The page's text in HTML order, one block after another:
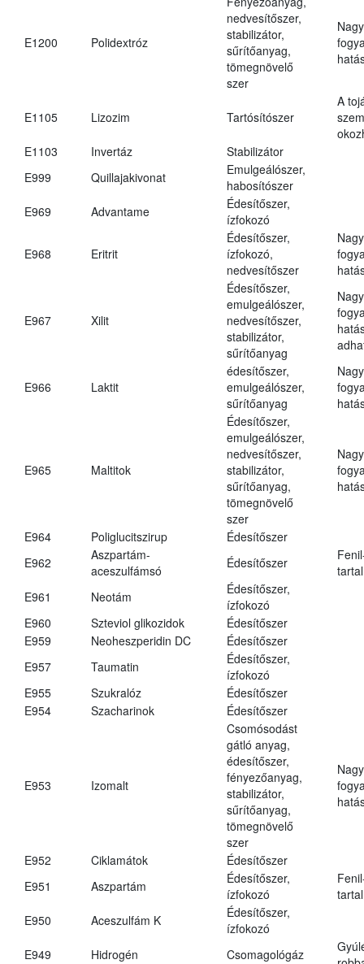
E1200 Polidextróz
nedvesítőszer,
stabilizátor,
sűrítőanyag,
tömegnövelő
szer
E1105 Lizozim Tartósítószer
A
E1103
Invertáz
Stabilizátor
E999
Quillajakivonat
Emulgeálószer,
habosítószer
E969
Advantame
Édesítőszer,
ízfokozó
E968 Eritrit
Édesítőszer,
ízfokozó,
nedvesítőszer
E967 Xilit
Édesítőszer,
emulgeálószer,
nedvesítőszer,
stabilizátor,
sűrítőanyag
E966 Laktit
édesítőszer,
emulgeálószer,
sűrítőanyag
E965 Maltitok
Édesítőszer,
emulgeálószer,
nedvesítőszer,
stabilizátor,
sűrítőanyag,
tömegnövelő
szer
E964 Poliglucitszirup
Édesítőszer
E962
Aszpartám-
aceszulfámsó
Édesítőszer
E961
Neotám
Édesítőszer,
ízfokozó
E960
Szteviol glikozidok
Édesítőszer
E959
Neoheszperidin DC
Édesítőszer
E957
Taumatin
Édesítőszer,
ízfokozó
E955
Szukralóz
Édesítőszer
E954
Szacharinok Édesítőszer
E953 Izomalt
Csomósodást
gátló anyag,
édesítőszer,
fényezőanyag,
stabilizátor,
sűrítőanyag,
tömegnövelő
szer
E952 Ciklamátok
Édesítőszer
E951
Aszpartám
Édesítőszer,
ízfokozó
E950
Aceszulfám K
Édesítőszer,
ízfokozó
E949
Hidrogén Csomagológáz